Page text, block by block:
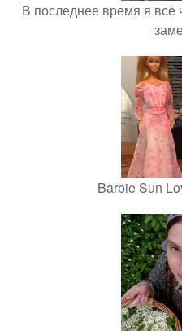
В последнее время я всё
Barbie Sun